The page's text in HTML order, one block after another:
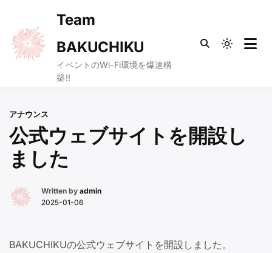
content
Team
BAKUCHIKU
イベントのWi-Fi環境を爆速構
築!!
Light
to
dark)
アナウンス
公式ウェブサイトを開設し
ました
Written by admin
2025-01-06
BAKUCHIKUの公式ウェブサイトを開設しました。